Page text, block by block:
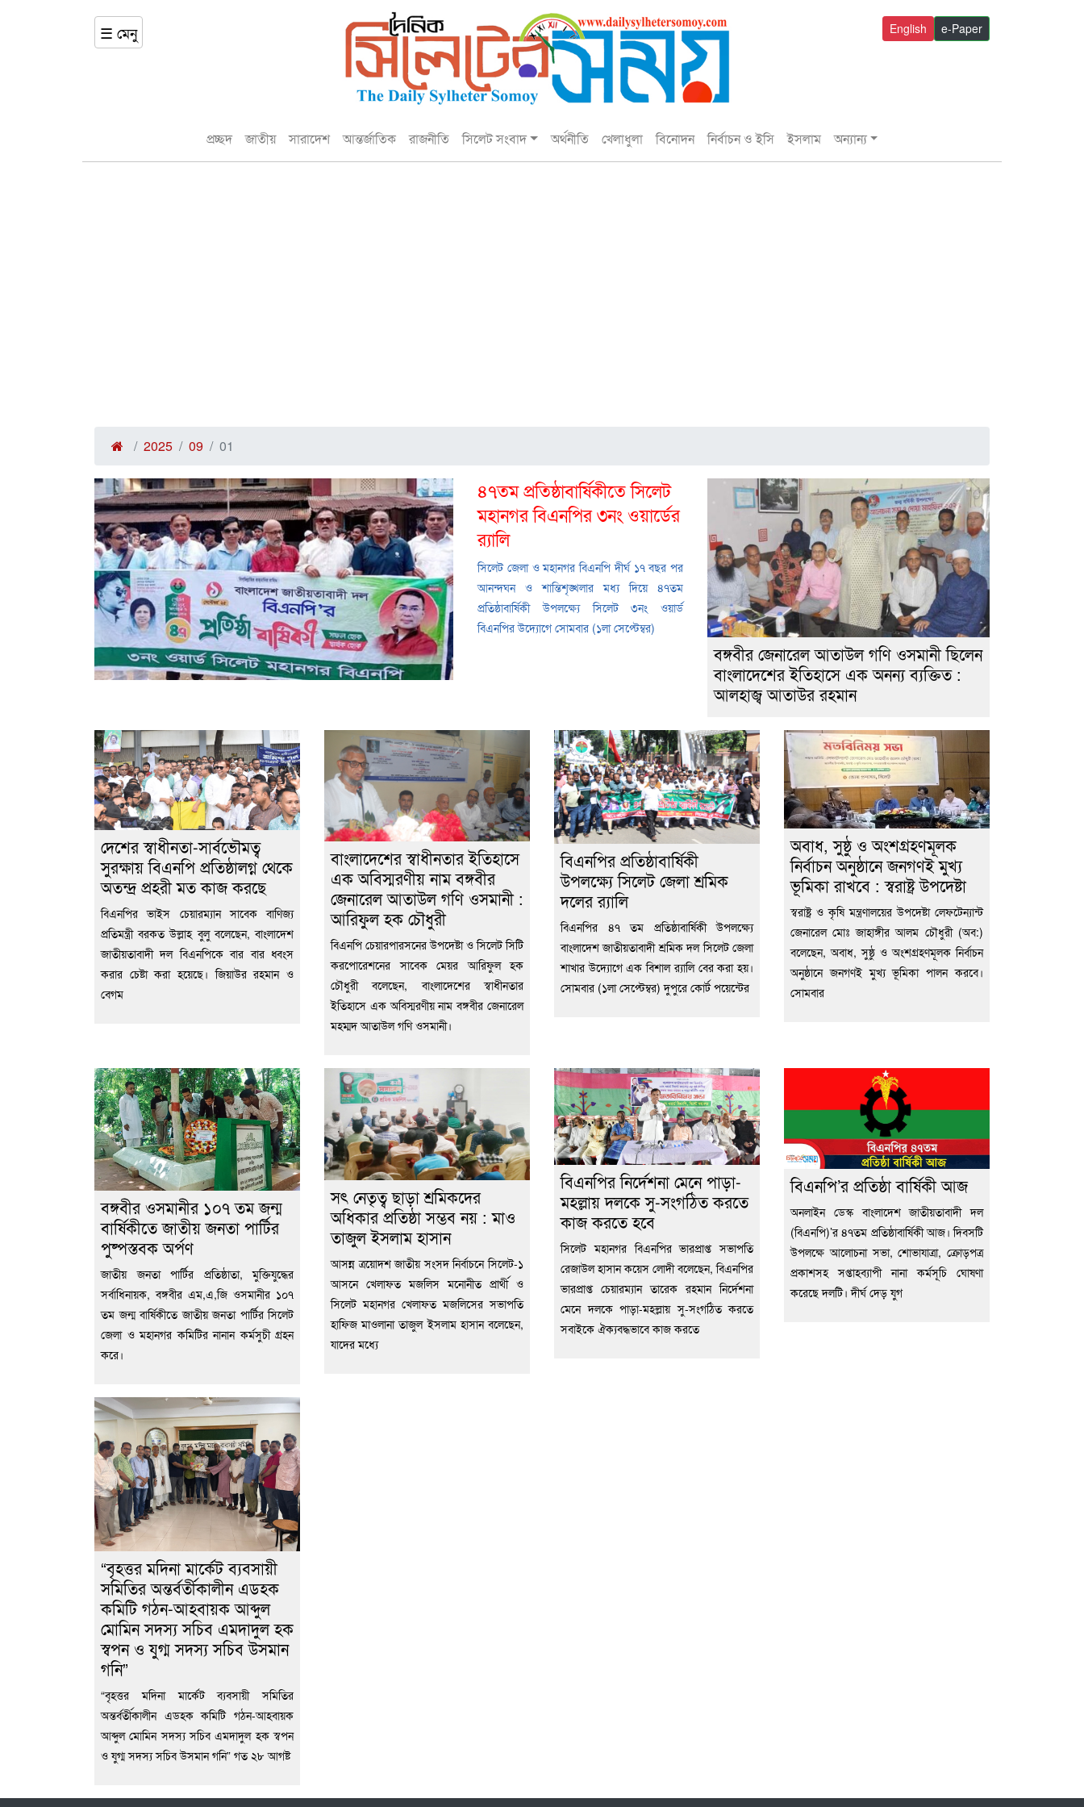
☰ মেনু e-Paper
English
প্রচ্ছদ জাতীয় সারাদেশ আন্তর্জাতিক রাজনীতি সিলেট সংবাদ অর্থনীতি খেলাধুলা বিনোদন নির্বাচন ও ইসি ইসলাম অন্যান্য
2025 09 01
৪৭তম প্রতিষ্ঠাবার্ষিকীতে সিলেট
মহানগর বিএনপির ৩নং ওয়ার্ডের
র‌্যালি
সিলেট জেলা ও মহানগর বিএনপি দীর্ঘ ১৭ বছর পর
আনন্দঘন ও শান্তিশৃঙ্খলার মধ্য দিয়ে ৪৭তম
প্রতিষ্ঠাবার্ষিকী উপলক্ষ্যে সিলেট ৩নং ওয়ার্ড
বিএনপির উদ্যোগে সোমবার (১লা সেপ্টেম্বর)
বঙ্গবীর জেনারেল আতাউল গণি ওসমানী ছিলেন
বাংলাদেশের ইতিহাসে এক অনন্য ব্যক্তিত :
আলহাজ্ব আতাউর রহমান
দেশের স্বাধীনতা-সার্বভৌমত্ব
সুরক্ষায় বিএনপি প্রতিষ্ঠালগ্ন থেকে
অতন্দ্র প্রহরী মত কাজ করছে
বিএনপির ভাইস চেয়ারম্যান সাবেক বাণিজ্য
প্রতিমন্ত্রী বরকত উল্লাহ বুলু বলেছেন, বাংলাদেশ
জাতীয়তাবাদী দল বিএনপিকে বার বার ধ্বংস
করার চেষ্টা করা হয়েছে। জিয়াউর রহমান ও
বেগম
বাংলাদেশের স্বাধীনতার ইতিহাসে
এক অবিস্মরণীয় নাম বঙ্গবীর
জেনারেল আতাউল গণি ওসমানী :
আরিফুল হক চৌধুরী
বিএনপি চেয়ারপারসনের উপদেষ্টা ও সিলেট সিটি
করপোরেশনের সাবেক মেয়র আরিফুল হক
চৌধুরী বলেছেন, বাংলাদেশের স্বাধীনতার
ইতিহাসে এক অবিস্মরণীয় নাম বঙ্গবীর জেনারেল
মহম্মদ আতাউল গণি ওসমানী।
বিএনপির প্রতিষ্ঠাবার্ষিকী
উপলক্ষ্যে সিলেট জেলা শ্রমিক
দলের র‌্যালি
বিএনপির ৪৭ তম প্রতিষ্ঠাবার্ষিকী উপলক্ষ্যে
বাংলাদেশ জাতীয়তাবাদী শ্রমিক দল সিলেট জেলা
শাখার উদ্যোগে এক বিশাল র‌্যালি বের করা হয়।
সোমবার (১লা সেপ্টেম্বর) দুপুরে কোর্ট পয়েন্টের
অবাধ, সুষ্ঠু ও অংশগ্রহণমূলক
নির্বাচন অনুষ্ঠানে জনগণই মুখ্য
ভূমিকা রাখবে : স্বরাষ্ট্র উপদেষ্টা
স্বরাষ্ট্র ও কৃষি মন্ত্রণালয়ের উপদেষ্টা লেফটেন্যান্ট
জেনারেল মোঃ জাহাঙ্গীর আলম চৌধুরী (অব:)
বলেছেন, অবাধ, সুষ্ঠু ও অংশগ্রহণমূলক নির্বাচন
অনুষ্ঠানে জনগণই মুখ্য ভূমিকা পালন করবে।
সোমবার
বঙ্গবীর ওসমানীর ১০৭ তম জন্ম
বার্ষিকীতে জাতীয় জনতা পার্টির
পুষ্পস্তবক অর্পণ
জাতীয় জনতা পার্টির প্রতিষ্ঠাতা, মুক্তিযুদ্ধের
সর্বাধিনায়ক, বঙ্গবীর এম,এ,জি ওসমানীর ১০৭
তম জন্ম বার্ষিকীতে জাতীয় জনতা পার্টির সিলেট
জেলা ও মহানগর কমিটির নানান কর্মসুচী গ্রহন
করে।
সৎ নেতৃত্ব ছাড়া শ্রমিকদের
অধিকার প্রতিষ্ঠা সম্ভব নয় : মাও
তাজুল ইসলাম হাসান
আসন্ন ত্রয়োদশ জাতীয় সংসদ নির্বাচনে সিলেট-১
আসনে খেলাফত মজলিস মনোনীত প্রার্থী ও
সিলেট মহানগর খেলাফত মজলিসের সভাপতি
হাফিজ মাওলানা তাজুল ইসলাম হাসান বলেছেন,
যাদের মধ্যে
বিএনপির নির্দেশনা মেনে পাড়া-
মহল্লায় দলকে সু-সংগঠিত করতে
কাজ করতে হবে
সিলেট মহানগর বিএনপির ভারপ্রাপ্ত সভাপতি
রেজাউল হাসান কয়েস লোদী বলেছেন, বিএনপির
ভারপ্রাপ্ত চেয়ারম্যান তারেক রহমান নির্দেশনা
মেনে দলকে পাড়া-মহল্লায় সু-সংগঠিত করতে
সবাইকে ঐক্যবদ্ধভাবে কাজ করতে
বিএনপি’র প্রতিষ্ঠা বার্ষিকী আজ
অনলাইন ডেস্ক বাংলাদেশ জাতীয়তাবাদী দল
(বিএনপি)’র ৪৭তম প্রতিষ্ঠাবার্ষিকী আজ। দিবসটি
উপলক্ষে আলোচনা সভা, শোভাযাত্রা, ক্রোড়পত্র
প্রকাশসহ সপ্তাহব্যাপী নানা কর্মসূচি ঘোষণা
করেছে দলটি। দীর্ঘ দেড় যুগ
“বৃহত্তর মদিনা মার্কেট ব্যবসায়ী
সমিতির অন্তর্বর্তীকালীন এডহক
কমিটি গঠন-আহবায়ক আব্দুল
মোমিন সদস্য সচিব এমদাদুল হক
স্বপন ও যুগ্ম সদস্য সচিব উসমান
গনি”
“বৃহত্তর মদিনা মার্কেট ব্যবসায়ী সমিতির
অন্তর্বর্তীকালীন এডহক কমিটি গঠন-আহবায়ক
আব্দুল মোমিন সদস্য সচিব এমদাদুল হক স্বপন
ও যুগ্ম সদস্য সচিব উসমান গনি” গত ২৮ আগষ্ট